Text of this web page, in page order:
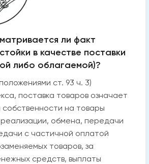
ли факт
в качестве поставки
либо облагаемой)?
ст. 93 ч. 3)
поставка товаров означает
на товары
обмена, передачи
с частичной оплатой
товаров, за
средств, выплаты